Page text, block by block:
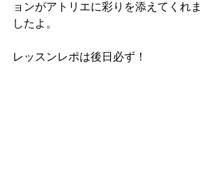
ョンがアトリエに彩りを添えてくれま
したよ。
レッスンレポは後日必ず！